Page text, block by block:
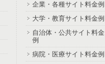
企業・各種サイト料金例
大学・教育サイト料金例
自治体・公共サイト料金
例
病院・医療サイト料金例